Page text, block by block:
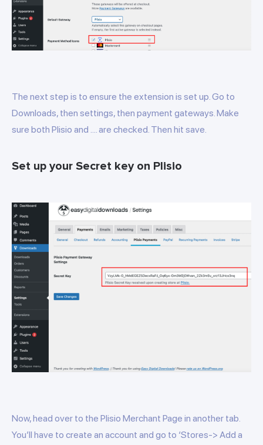
The next step is to ensure the extension is set up. Go to
Downloads, then settings, then payment gateways. Make
sure both Plisio and .... are checked. Then hit save.
Set up your Secret key on Plisio
Now, head over to the Plisio Merchant Page in another tab.
You’ll have to create an account and go to ‘Stores-> Add a